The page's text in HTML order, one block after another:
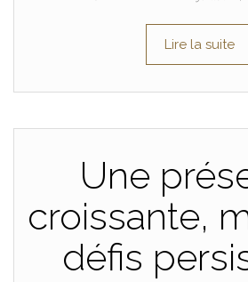
Lire la suite
Une
croissante,
défis